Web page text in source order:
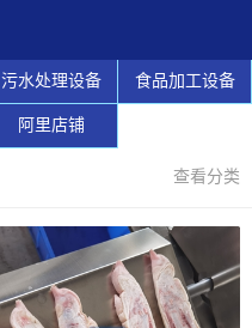
污水处理设备 食品加工设备
阿里店铺
查看分类